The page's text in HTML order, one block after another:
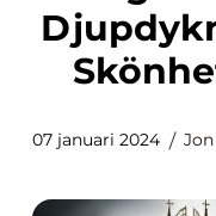
07 januari 2024